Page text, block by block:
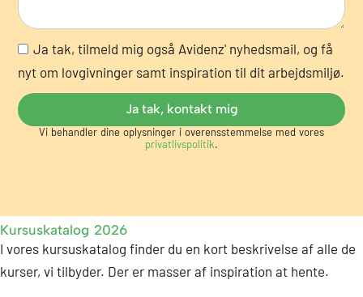
n
n
r
.
N
y
h
e
i
l
Ja tak, tilmeld mig også Avidenz' nyhedsmail, og få
nyt om lovgivninger samt inspiration til dit arbejdsmiljø.
Ja tak, kontakt mig
Vi behandler dine oplysninger i overensstemmelse med vores
privatlivspolitik.
Kursuskatalog 2026
I vores kursuskatalog finder du en kort beskrivelse af alle de
kurser, vi tilbyder. Der er masser af inspiration at hente.